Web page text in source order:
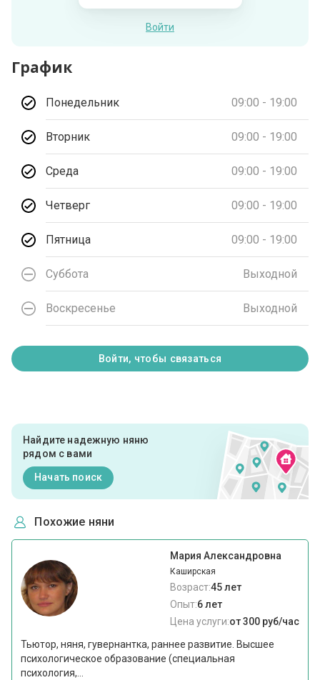
Войти
График
Понедельник 09:00 - 19:00
Вторник 09:00 - 19:00
Среда 09:00 - 19:00
Четверг 09:00 - 19:00
Пятница 09:00 - 19:00
Суббота Выходной
Воскресенье Выходной
Войти, чтобы связаться
Найдите надежную няню
рядом с вами
Начать поиск
Похожие няни
Мария Александровна
Каширская
Возраст:45 лет
Опыт:6 лет
Цена услуги:от 300 руб/час
Тьютор, няня, гувернантка, раннее развитие. Высшее
психологическое образование (специальная
психология,...